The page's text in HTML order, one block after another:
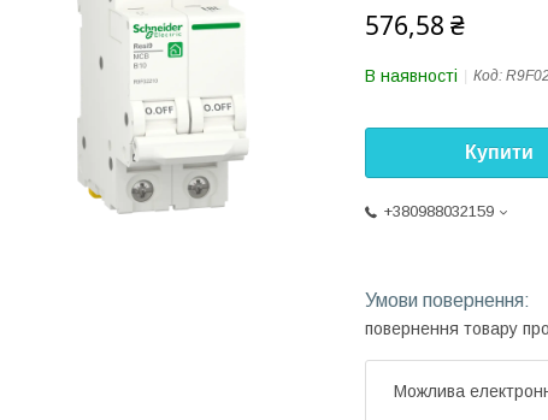
576,58 ₴
В наявності Код:
Купити
+380988032159
повернення товару